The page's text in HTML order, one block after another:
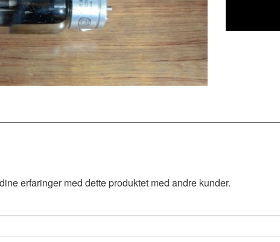
erfaringer med dette produktet med andre kunder.